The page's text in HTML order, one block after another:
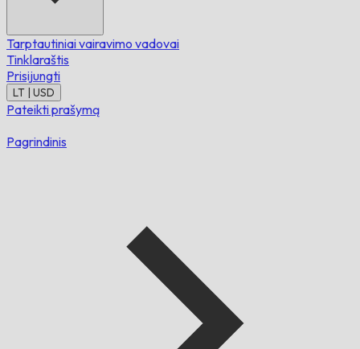
Tarptautiniai vairavimo vadovai
Tinklaraštis
Prisijungti
LT | USD
Pateikti prašymą
Pagrindinis